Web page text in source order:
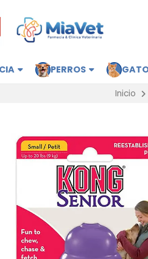
PERROS
Inicio